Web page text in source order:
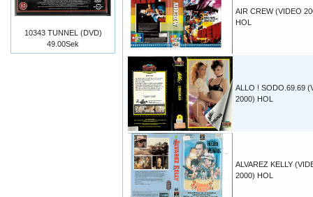
AIR CREW (VIDEO
HOL
ALLO ! SODO.69.69
2000) HOL
ALVAREZ KELLY
2000) HOL
10343 TUNNEL (DVD)
49.00Sek